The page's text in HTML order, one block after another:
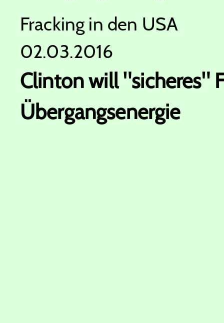
Fracking in den USA
02.03.2016
Clinton will "sicheres"
Übergangsenergie